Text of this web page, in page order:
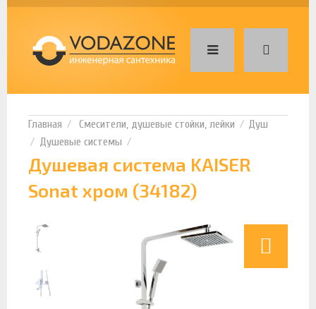
Смесители, душевые стойки, лейки
Душ
Душевые системы
Душевая система KAISER
Sonat хром (34182)